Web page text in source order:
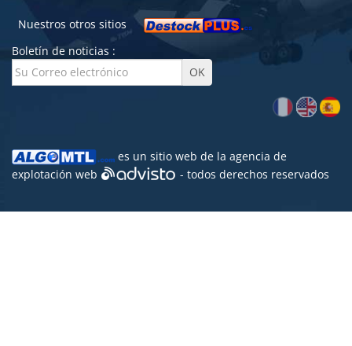
Nuestros otros sitios
Boletín de noticias :
es un sitio web de la agencia de
explotación web
- todos derechos reservados